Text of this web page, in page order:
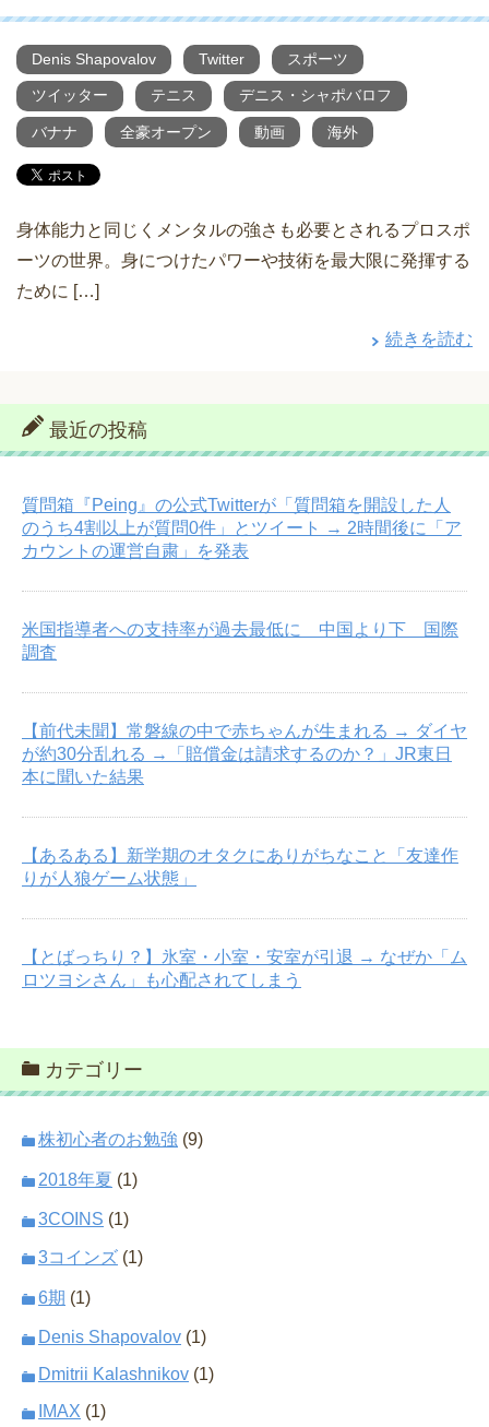
Denis Shapovalov Twitter スポーツ
ツイッター テニス デニス・シャポバロフ
バナナ 全豪オープン 動画 海外
身体能力と同じくメンタルの強さも必要とされるプロスポ
ーツの世界。身につけたパワーや技術を最大限に発揮する
ために […]
続きを読む
最近の投稿
質問箱『Peing』の公式Twitterが「質問箱を開設した人
のうち4割以上が質問0件」とツイート → 2時間後に「ア
カウントの運営自粛」を発表
米国指導者への支持率が過去最低に 中国より下 国際
調査
【前代未聞】常磐線の中で赤ちゃんが生まれる → ダイヤ
が約30分乱れる →「賠償金は請求するのか？」JR東日
本に聞いた結果
【あるある】新学期のオタクにありがちなこと「友達作
りが人狼ゲーム状態」
【とばっちり？】氷室・小室・安室が引退 → なぜか「ム
ロツヨシさん」も心配されてしまう
カテゴリー
株初心者のお勉強 (9)
2018年夏 (1)
3COINS (1)
3コインズ (1)
6期 (1)
Denis Shapovalov (1)
Dmitrii Kalashnikov (1)
IMAX (1)